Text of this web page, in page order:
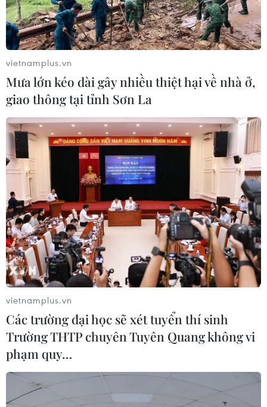
Brazil nhận cú sốc lớn ngay trước thềm
World Cup 2014
14/05/2014 15:05
Ngay trước thềm World Cup 2014, nước chủ nhà Brazil
đã phải nhận cú sốc khi huấn luyện viên Luiz Felipe
Scolari có nguy cơ phải ngồi tù.
vietnamplus.vn
Mưa lớn kéo dài gây nhiều thiệt hại về nhà ở,
giao thông tại tỉnh Sơn La
vietnamplus.vn
Các trường đại học sẽ xét tuyển thí sinh
Trường THTP chuyên Tuyên Quang không vi
phạm quy…